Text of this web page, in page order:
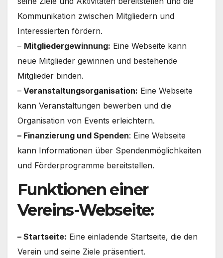
Kommunikation zwischen Mitgliedern und
Interessierten fördern.
– Mitgliedergewinnung: Eine Webseite kann
neue Mitglieder gewinnen und bestehende
Mitglieder binden.
– Veranstaltungsorganisation: Eine Webseite
kann Veranstaltungen bewerben und die
Organisation von Events erleichtern.
– Finanzierung und Spenden: Eine Webseite
kann Informationen über Spendenmöglichkeiten
und Förderprogramme bereitstellen.
Funktionen einer
Vereins-Webseite:
– Startseite: Eine einladende Startseite, die den
Verein und seine Ziele präsentiert.